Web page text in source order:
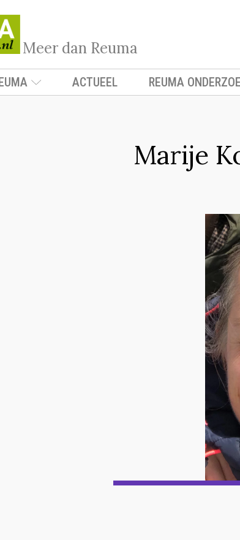
Meer dan Reuma
ACTUEEL REUMA
Marije